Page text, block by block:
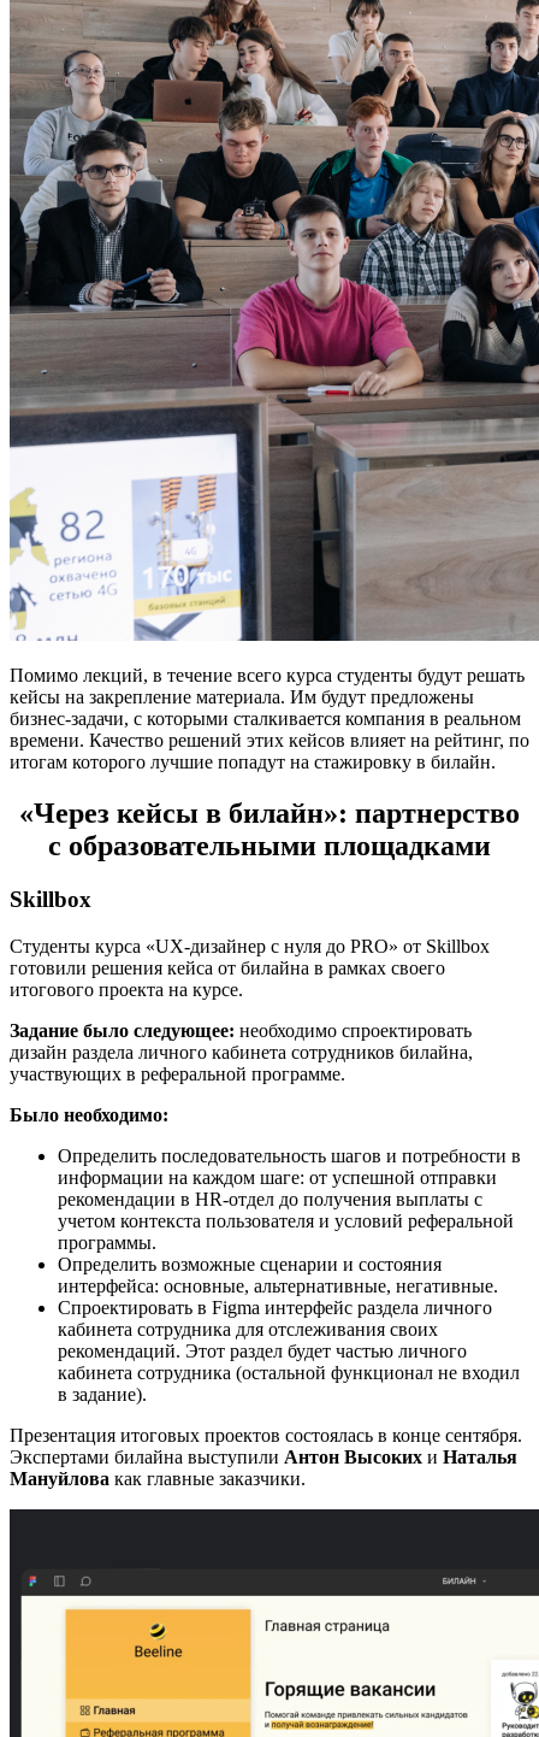
Помимо лекций, в течение всего курса студенты будут решать
кейсы на закрепление материала. Им будут предложены
бизнес-задачи, с которыми сталкивается компания в реальном
времени. Качество решений этих кейсов влияет на рейтинг, по
итогам которого лучшие попадут на стажировку в билайн.
«Через кейсы в билайн»: партнерство
с образовательными площадками
Skillbox
Студенты курса «UX-дизайнер с нуля до PRO» от Skillbox
готовили решения кейса от билайна в рамках своего
итогового проекта на курсе.
Задание было следующее: необходимо спроектировать
дизайн раздела личного кабинета сотрудников билайна,
участвующих в реферальной программе.
Было необходимо:
Определить последовательность шагов и потребности в
информации на каждом шаге: от успешной отправки
рекомендации в HR-отдел до получения выплаты с
учетом контекста пользователя и условий реферальной
программы.
Определить возможные сценарии и состояния
интерфейса: основные, альтернативные, негативные.
Спроектировать в Figma интерфейс раздела личного
кабинета сотрудника для отслеживания своих
рекомендаций. Этот раздел будет частью личного
кабинета сотрудника (остальной функционал не входил
в задание).
Презентация итоговых проектов состоялась в конце сентября.
Экспертами билайна выступили Антон Высоких и Наталья
Мануйлова как главные заказчики.